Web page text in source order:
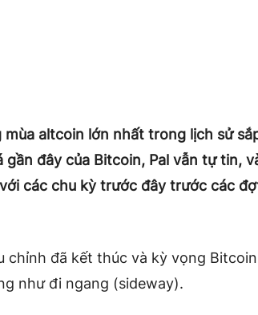
mùa altcoin lớn nhất trong lịch sử
gần đây của Bitcoin, Pal vẫn tự tin,
các chu kỳ trước đây trước các
chỉnh đã kết thúc và kỳ vọng
như đi ngang (sideway).